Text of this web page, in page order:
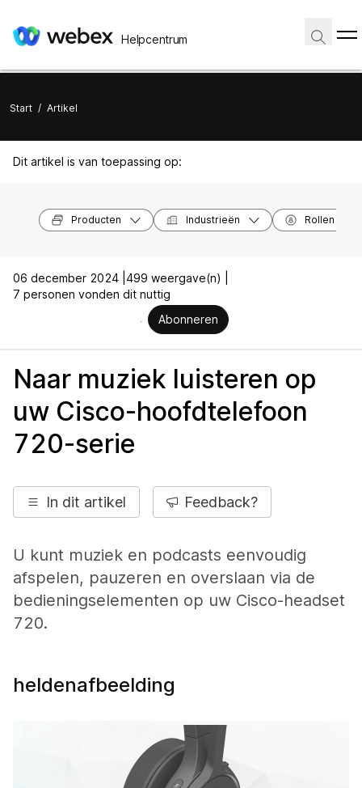
Helpcentrum
Start / Artikel
Dit artikel is van toepassing op:
Producten Industrieën Rollen
06 december 2024 | 499 weergave(n) |
7 personen vonden dit nuttig
Abonneren
Naar muziek luisteren op
uw Cisco-hoofdtelefoon
720-serie
In dit artikel Feedback?
U kunt muziek en podcasts eenvoudig
afspelen, pauzeren en overslaan via de
bedieningselementen op uw Cisco-headset
720.
heldenafbeelding